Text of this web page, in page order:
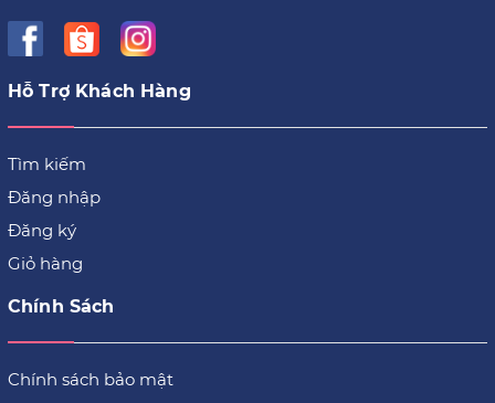
Hỗ Trợ Khách Hàng
Tìm kiếm
Đăng nhập
Đăng ký
Giỏ hàng
Chính Sách
Chính sách bảo mật